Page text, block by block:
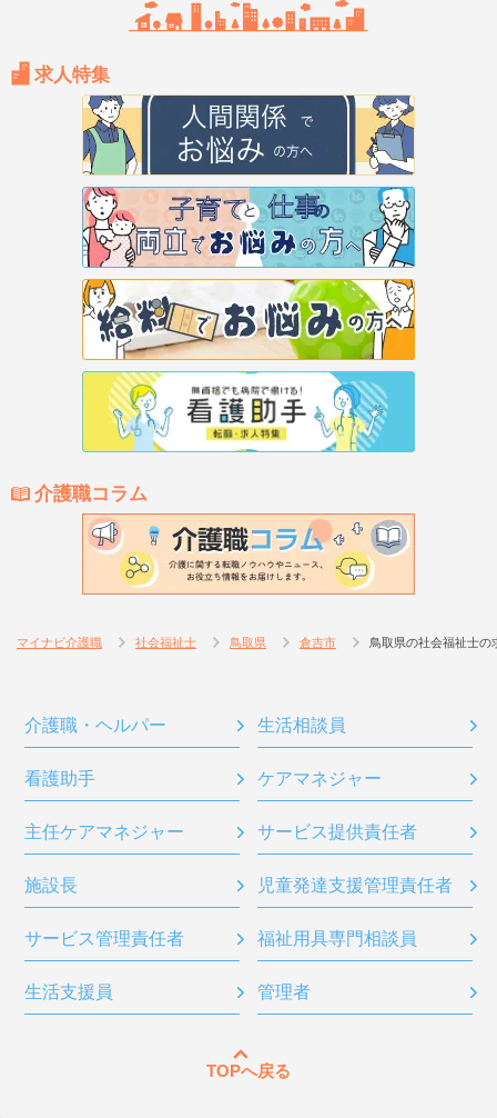
求人特集
介護職コラム
マイナビ介護職 社会福祉士 鳥取県 倉吉市 鳥取県の社会福祉士の
介護職・ヘルパー 生活相談員
看護助手 ケアマネジャー
主任ケアマネジャー サービス提供責任者
施設長 児童発達支援管理責任者
サービス管理責任者 福祉用具専門相談員
生活支援員 管理者
TOPへ戻る